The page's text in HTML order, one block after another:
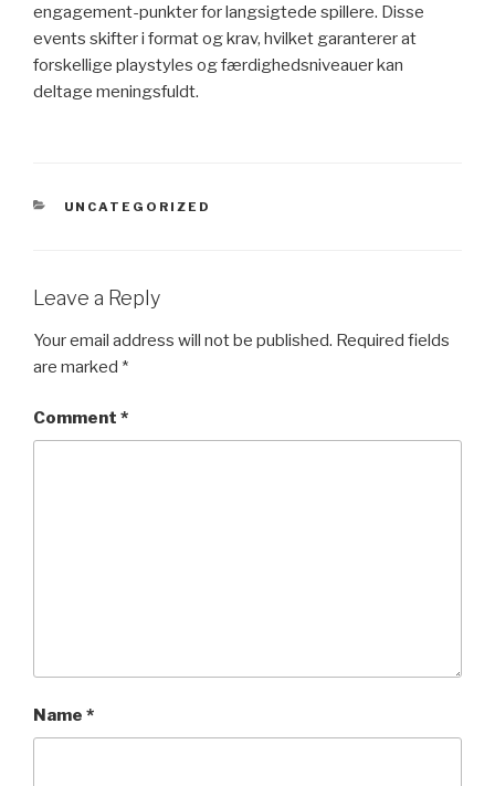
engagement-punkter for langsigtede spillere. Disse
events skifter i format og krav, hvilket garanterer at
forskellige playstyles og færdighedsniveauer kan
deltage meningsfuldt.
CATEGORIES
UNCATEGORIZED
Leave a Reply
Your email address will not be published. Required fields
are marked *
Comment *
Name *